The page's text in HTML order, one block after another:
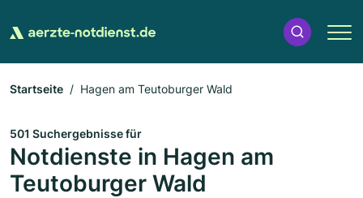
Startseite Hagen am Teutoburger Wald
501 Suchergebnisse für
Notdienste in Hagen am
Teutoburger Wald